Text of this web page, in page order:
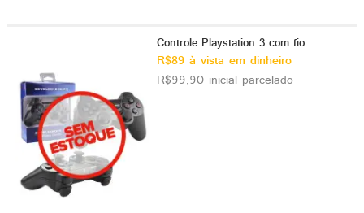
Controle Playstation 3 com fio
R$89 à vista em dinheiro
R$99,90 inicial parcelado